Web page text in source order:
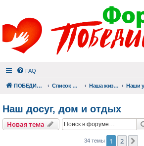
FAQ
ПОБЕДИШЬ.РУ Список форумов Наша жизнь (не всё же о суициде!)
Наш досуг, дом и отдых
Новая тема
34 темы 1 2